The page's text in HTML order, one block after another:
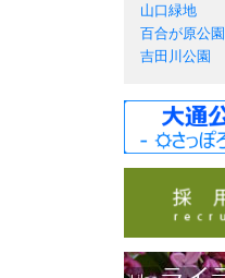
山口緑地
百合が原公園
吉田川公園